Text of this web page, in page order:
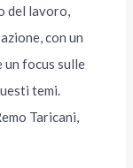
del lavoro,
con un
focus sulle
temi.
Taricani,